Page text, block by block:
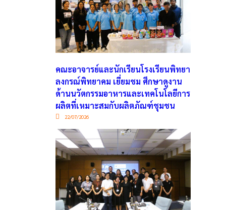
คณะอาจารย์และนักเรียนโรงเรียนพิทยา
ลงกรณ์พิทยาคม เยี่ยมชม ศึกษาดูงาน
ด้านนวัตกรรมอาหารและเทคโนโลยีการ
ผลิตที่เหมาะสมกับผลิตภัณฑ์ชุมชน
22/07/2026